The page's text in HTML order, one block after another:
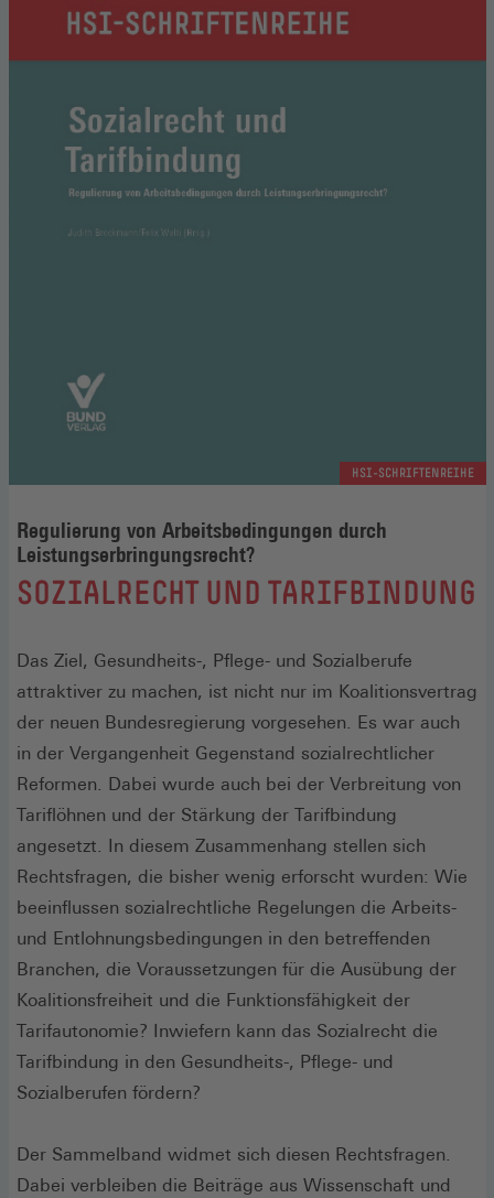
HSI-SCHRIFTENREIHE
Regulierung von Arbeitsbedingungen durch
Leistungserbringungsrecht?
:
SOZIALRECHT UND TARIFBINDUNG
Das Ziel, Gesundheits-, Pflege- und Sozialberufe
attraktiver zu machen, ist nicht nur im Koalitionsvertrag
der neuen Bundesregierung vorgesehen. Es war auch
in der Vergangenheit Gegenstand sozialrechtlicher
Reformen. Dabei wurde auch bei der Verbreitung von
Tariflöhnen und der Stärkung der Tarifbindung
angesetzt. In diesem Zusammenhang stellen sich
Rechtsfragen, die bisher wenig erforscht wurden: Wie
beeinflussen sozialrechtliche Regelungen die Arbeits-
und Entlohnungsbedingungen in den betreffenden
Branchen, die Voraussetzungen für die Ausübung der
Koalitionsfreiheit und die Funktionsfähigkeit der
Tarifautonomie? Inwiefern kann das Sozialrecht die
Tarifbindung in den Gesundheits-, Pflege- und
Sozialberufen fördern?
Der Sammelband widmet sich diesen Rechtsfragen.
Dabei verbleiben die Beiträge aus Wissenschaft und